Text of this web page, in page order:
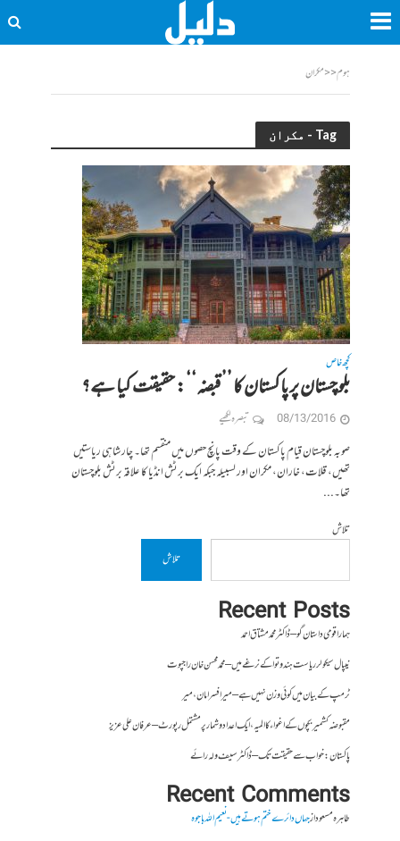
ہوم<<مکران
Tag - مکران
کچھ خاص
بلوچستان پر پاکستان کا ’’قبضہ‘‘: حقیقت کیا ہے؟
08/13/2016 تبصرہ لکھیے
صوبہ بلوچستان قیام پاکستان کے وقت پانچ حصوں میں منقسم تھا۔ چار شاہی ریاستیں
تھیں، قلات، خاران، مکران اور لسبیلہ جبکہ ایک برٹش انڈیا کا علاقہ برٹش بلوچستان
تھا۔...
تلاش
تلاش
Recent Posts
ہمارا قومی داستان گو – ڈاکٹر محمد مشتاق احمد
نیپال سیکولر ریاست ہندوتوا کے نرغے میں – محمد محسن خان راجپوت
ٹرمپ کے بیان میں کوئی وزن نہیں ہے – میر افسرامان،میر
مقبوضہ کشمیر بچوں کے اغواء کا المیہ، ایک اعداد و شمار پر مشتمل رپورٹ – عرفان علی عزیز
پاکستان : خواب سے حقیقت تک – ڈاکٹر سیف ولہ رائے
Recent Comments
طاہرہ مسعودازجہاں دائرے ختم ہوتے ہیں- نعیم اللہ باجوہ